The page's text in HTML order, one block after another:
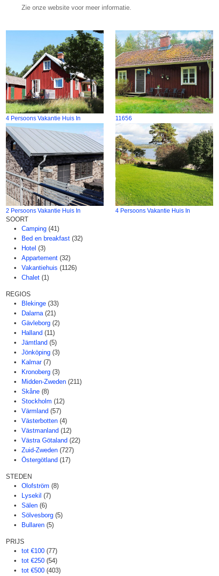
Zie onze website voor meer informatie.
4 Persoons Vakantie Huis In 11656
2 Persoons Vakantie Huis In 4 Persoons Vakantie Huis In
SOORT
Camping (41)
Bed en breakfast (32)
Hotel (3)
Appartement (32)
Vakantiehuis (1126)
Chalet (1)
REGIOS
Blekinge (33)
Dalarna (21)
Gävleborg (2)
Halland (11)
Jämtland (5)
Jönköping (3)
Kalmar (7)
Kronoberg (3)
Midden-Zweden (211)
Skåne (8)
Stockholm (12)
Värmland (57)
Västerbotten (4)
Västmanland (12)
Västra Götaland (22)
Zuid-Zweden (727)
Östergötland (17)
STEDEN
Olofström (8)
Lysekil (7)
Sälen (6)
Sölvesborg (5)
Bullaren (5)
PRIJS
tot €100 (77)
tot €250 (54)
tot €500 (403)